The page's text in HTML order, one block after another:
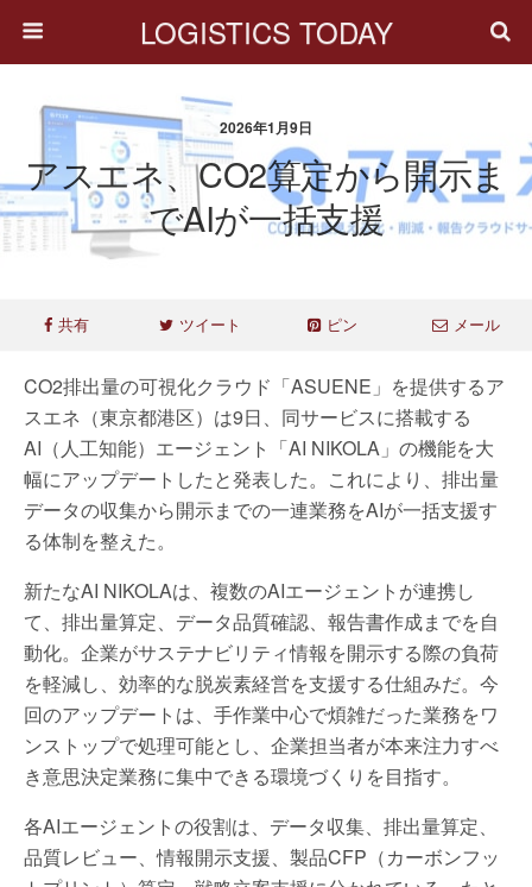
LOGISTICS TODAY
2026年1月9日
アスエネ、CO2算定から開示ま
でAIが一括支援
共有 ツイート ピン メール
CO2排出量の可視化クラウド「ASUENE」を提供するア
スエネ（東京都港区）は9日、同サービスに搭載する
AI（人工知能）エージェント「AI NIKOLA」の機能を大
幅にアップデートしたと発表した。これにより、排出量
データの収集から開示までの一連業務をAIが一括支援す
る体制を整えた。
新たなAI NIKOLAは、複数のAIエージェントが連携し
て、排出量算定、データ品質確認、報告書作成までを自
動化。企業がサステナビリティ情報を開示する際の負荷
を軽減し、効率的な脱炭素経営を支援する仕組みだ。今
回のアップデートは、手作業中心で煩雑だった業務をワ
ンストップで処理可能とし、企業担当者が本来注力すべ
き意思決定業務に集中できる環境づくりを目指す。
各AIエージェントの役割は、データ収集、排出量算定、
品質レビュー、情報開示支援、製品CFP（カーボンフッ